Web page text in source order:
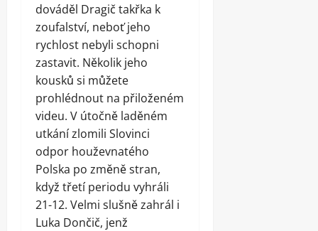
dováděl Dragič takřka k
zoufalství, neboť jeho
rychlost nebyli schopni
zastavit. Několik jeho
kousků si můžete
prohlédnout na přiloženém
videu. V útočně laděném
utkání zlomili Slovinci
odpor houževnatého
Polska po změně stran,
když třetí periodu vyhráli
21-12. Velmi slušně zahrál i
Luka Dončič, jenž